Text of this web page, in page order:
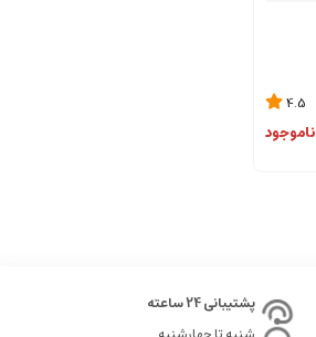
4.5
ناموجود
پشتیبانی 24 ساعته